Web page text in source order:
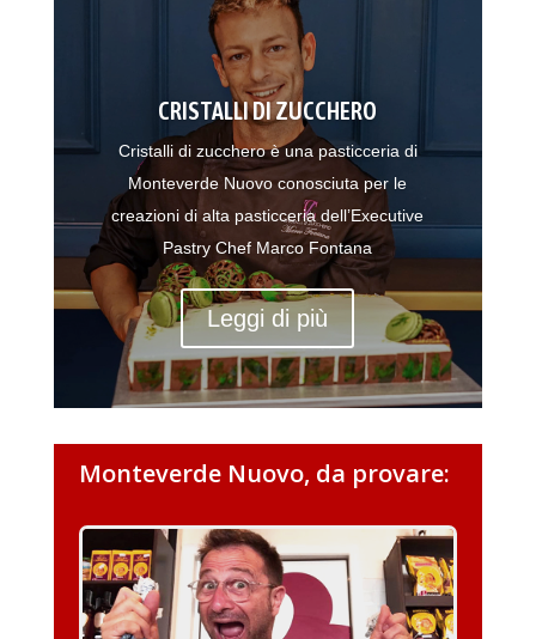
CRISTALLI DI ZUCCHERO
Cristalli di zucchero è una pasticceria di
Monteverde Nuovo conosciuta per le
creazioni di alta pasticceria dell’Executive
Pastry Chef Marco Fontana
Leggi di più
Monteverde Nuovo, da provare: